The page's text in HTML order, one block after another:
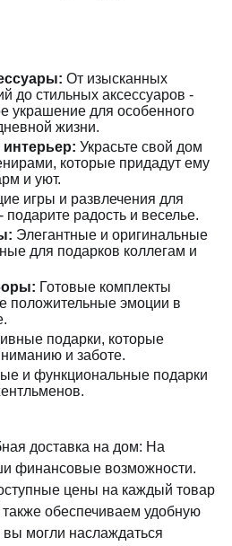
От изысканных
до стильных аксессуаров -
украшение для особенного
жизни.
Украсьте свой дом
которые придадут ему
и уют.
игры и развлечения для
подарите радость и веселье.
Элегантные и оригинальные
для подарков коллегам и
Готовые комплекты
положительные эмоции в
подарки, которые
и заботе.
и функциональные подарки
доставка на дом: На
финансовые возможности.
цены на каждый товар
обеспечиваем удобную
могли наслаждаться